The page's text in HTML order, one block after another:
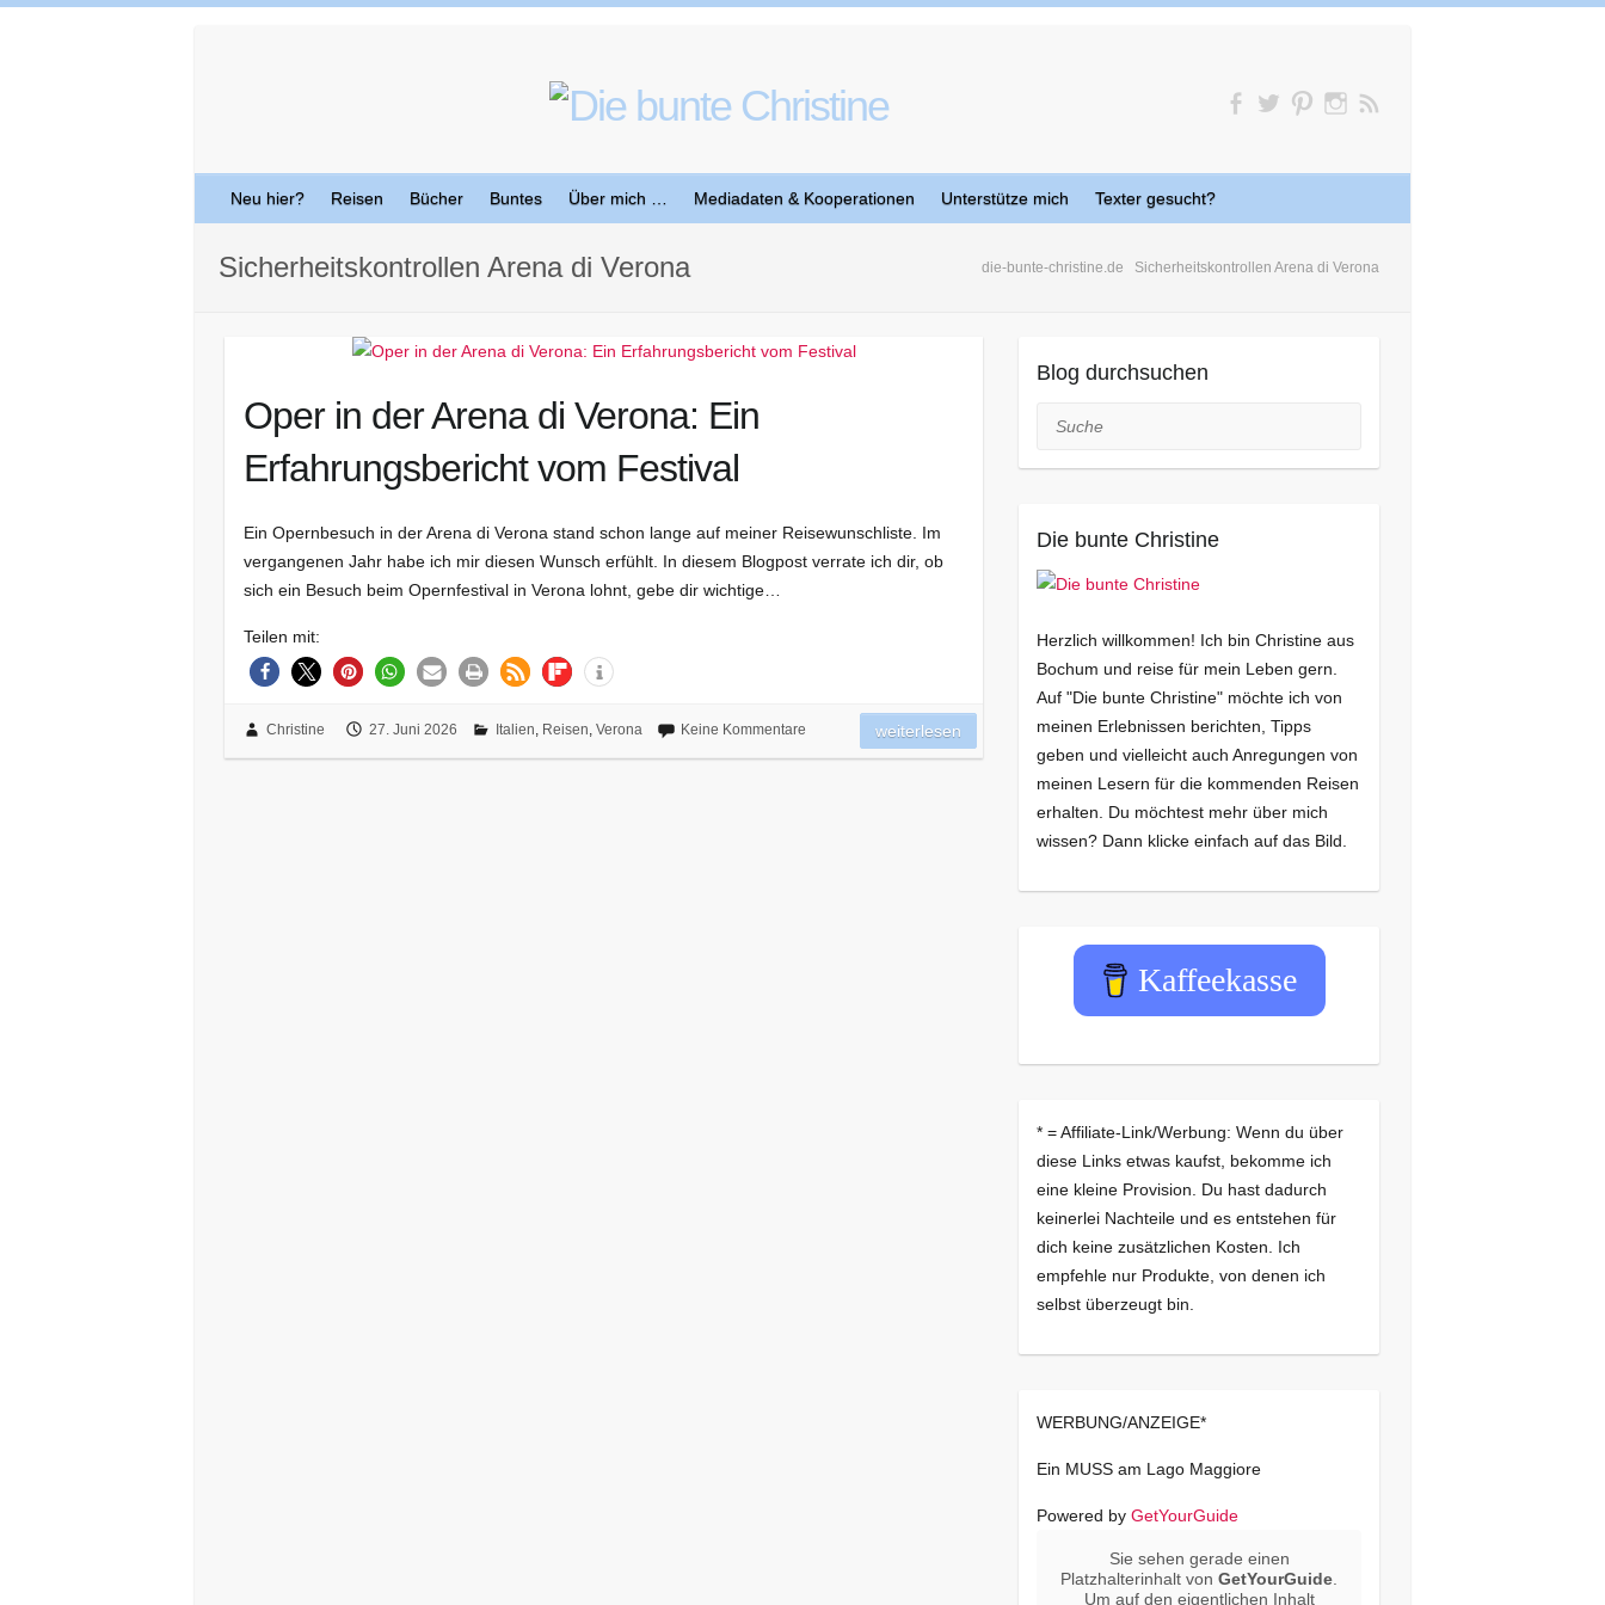
Neu hier? Reisen Bücher Buntes Über mich … Mediadaten & Kooperationen Unterstütze mich Texter gesucht?
die-bunte-christine.de Sicherheitskontrollen Arena di Verona
Sicherheitskontrollen Arena di Verona
Oper in der Arena di Verona: Ein
Erfahrungsbericht vom Festival
Ein Opernbesuch in der Arena di Verona stand schon lange auf meiner Reisewunschliste. Im
vergangenen Jahr habe ich mir diesen Wunsch erfühlt. In diesem Blogpost verrate ich dir, ob
sich ein Besuch beim Opernfestival in Verona lohnt, gebe dir wichtige…
Teilen mit:
Christine 27. Juni 2026 Italien, Reisen, Verona Keine Kommentare weiterlesen
Blog durchsuchen
Suche
Die bunte Christine
Herzlich willkommen! Ich bin Christine aus
Bochum und reise für mein Leben gern.
Auf "Die bunte Christine" möchte ich von
meinen Erlebnissen berichten, Tipps
geben und vielleicht auch Anregungen von
meinen Lesern für die kommenden Reisen
erhalten. Du möchtest mehr über mich
wissen? Dann klicke einfach auf das Bild.
Kaffeekasse
* = Affiliate-Link/Werbung: Wenn du über
diese Links etwas kaufst, bekomme ich
eine kleine Provision. Du hast dadurch
keinerlei Nachteile und es entstehen für
dich keine zusätzlichen Kosten. Ich
empfehle nur Produkte, von denen ich
selbst überzeugt bin.
WERBUNG/ANZEIGE*
Ein MUSS am Lago Maggiore
Powered by GetYourGuide
Sie sehen gerade einen
Platzhalterinhalt vonGetYourGuide
Um auf den eigentlichen Inhalt